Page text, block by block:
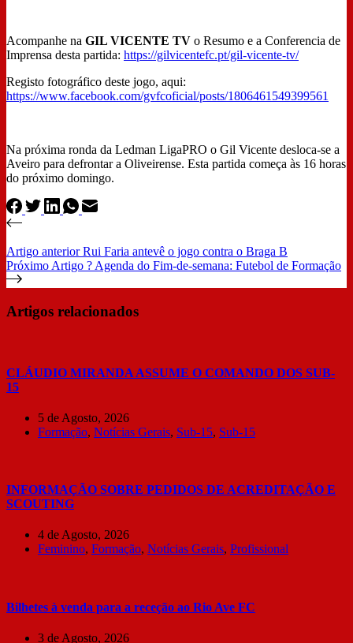
Acompanhe na GIL VICENTE TV o Resumo e a Conferencia de
Imprensa desta partida: https://gilvicentefc.pt/gil-vicente-tv/
Registo fotográfico deste jogo, aqui:
https://www.facebook.com/gvfcoficial/posts/1806461549399561
Na próxima ronda da Ledman LigaPRO o Gil Vicente desloca-se a
Aveiro para defrontar a Oliveirense. Esta partida começa às 16 horas
do próximo domingo.
Artigo anteriorRui Faria antevê o jogo contra o Braga B
Próximo Artigo ? Agenda do Fim-de-semana: Futebol de Formação
Artigos relacionados
CLÁUDIO MIRANDA ASSUME O COMANDO DOS SUB-
15
5 de Agosto, 2026
Formação, Notícias Gerais, Sub-15, Sub-15
INFORMAÇÃO SOBRE PEDIDOS DE ACREDITAÇÃO E
SCOUTING
4 de Agosto, 2026
Feminino, Formação, Notícias Gerais, Profissional
Bilhetes à venda para a receção ao Rio Ave FC
3 de Agosto, 2026